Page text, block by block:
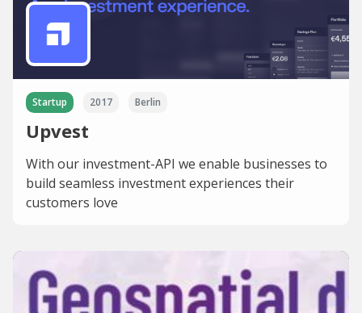
Startup 2017 Berlin
Upvest
With our investment-API we enable businesses to
build seamless investment experiences their
customers love